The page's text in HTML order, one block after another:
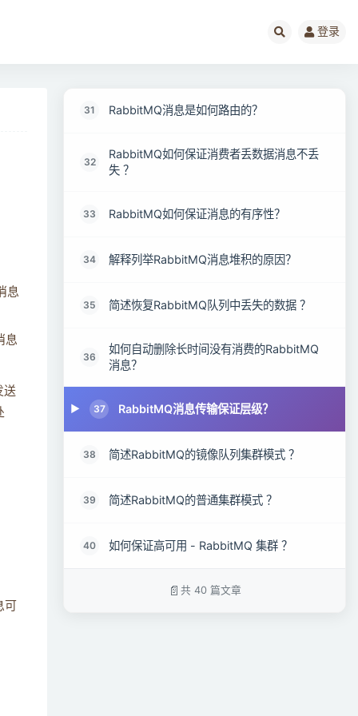
登录
息
息
送
31 RabbitMQ消息是如何路由的？
32
RabbitMQ如何保证消费者丢数据消息不丢
失 ？
33 RabbitMQ如何保证消息的有序性？
34 解释列举RabbitMQ消息堆积的原因？
35 简述恢复RabbitMQ队列中丢失的数据 ？
36
如何自动删除长时间没有消费的RabbitMQ
消息？
37 RabbitMQ消息传输保证层级？
38 简述RabbitMQ的镜像队列集群模式 ？
39 简述RabbitMQ的普通集群模式 ？
40 如何保证高可用 - RabbitMQ 集群 ？
共 40 篇文章